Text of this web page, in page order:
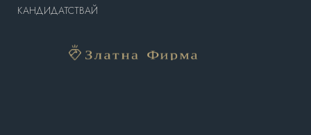
КАНДИДАТСТВАЙ